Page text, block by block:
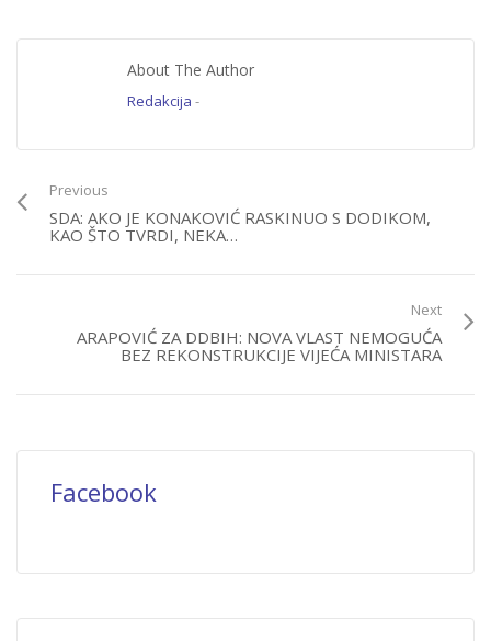
About The Author
Redakcija -
Previous
SDA: AKO JE KONAKOVIĆ RASKINUO S DODIKOM,
KAO ŠTO TVRDI, NEKA…
Next
ARAPOVIĆ ZA DDBIH: NOVA VLAST NEMOGUĆA
BEZ REKONSTRUKCIJE VIJEĆA MINISTARA
Facebook